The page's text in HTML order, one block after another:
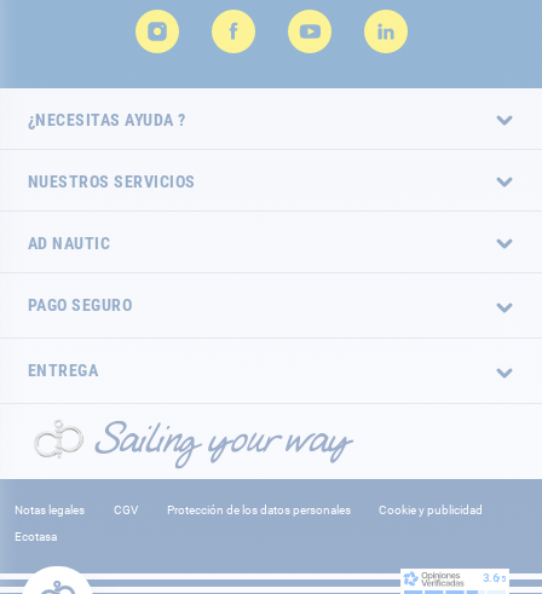
¿NECESITAS AYUDA ?
NUESTROS SERVICIOS
AD NAUTIC
PAGO SEGURO
ENTREGA
Notas legales CGV Protección de los datos personales
Cookie y publicidad
Ecotasa